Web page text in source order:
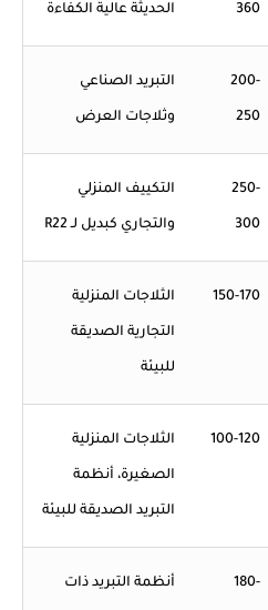
360 الحديثة عالية الكفاءة
200-
250
التبريد الصناعي
وثلاجات العرض
250-
300
التكييف المنزلي
والتجاري كبديل لـ R22
150-170 الثلاجات المنزلية
التجارية الصديقة
للبيئة
100-120 الثلاجات المنزلية
الصغيرة، أنظمة
التبريد الصديقة للبيئة
180- أنظمة التبريد ذات